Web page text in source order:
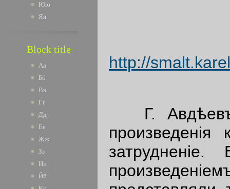
Юю
Яя
Block title
Аа
Бб
Вв
Гг
Дд
Ее
Жж
Зз
Ии
Йй
http://
Г. Авдѣевъ
произведенiя